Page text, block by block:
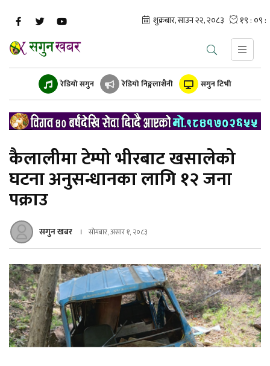
रेडियो सगुन रेडियो निङ्गलाशैनी सगुन टिभी
कैलालीमा टेम्पो भीरबाट खसालेको
घटना अनुसन्धानका लागि १२ जना
पक्राउ
सगुन खबर सोमबार, असार १, २०८३